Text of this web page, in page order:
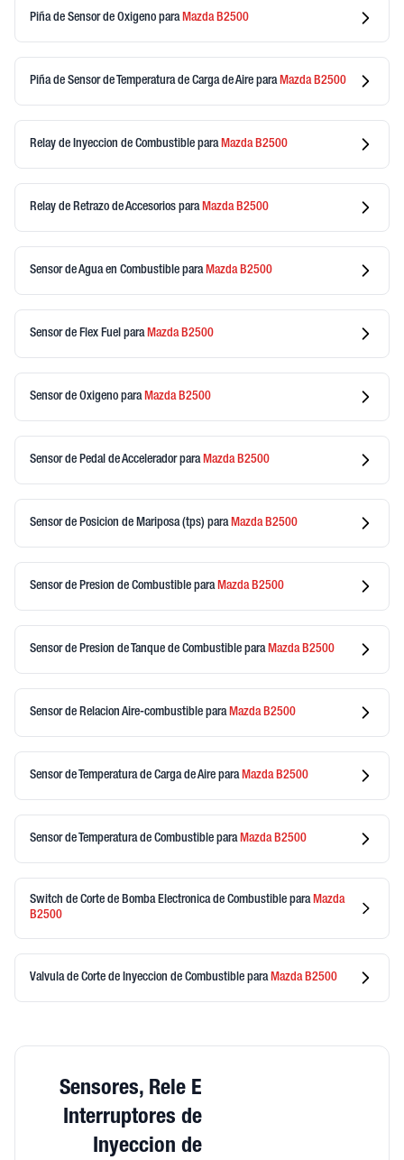
Piña de Sensor de Oxigeno para MazdaB2500
Piña de Sensor de Temperatura de Carga de Aire para MazdaB2500
Relay de Inyeccion de Combustible para MazdaB2500
Relay de Retrazo de Accesorios para MazdaB2500
Sensor de Agua en Combustible para MazdaB2500
Sensor de Flex Fuel para MazdaB2500
Sensor de Oxigeno para MazdaB2500
Sensor de Pedal de Acceleradorpara MazdaB2500
Sensor de Posicion de Mariposa (tps) para MazdaB2500
Sensor de Presion de Combustible para MazdaB2500
Sensor de Presion de Tanque de Combustible para MazdaB2500
Sensor de Relacion Aire-combustible para MazdaB2500
Sensor de Temperatura de Carga de Aire para MazdaB2500
Sensor de Temperatura de Combustible para MazdaB2500
Switch de Corte de Bomba Electronica de Combustible paraMazda
B2500
Valvula de Corte de Inyeccion de Combustible para MazdaB2500
Sensores, Rele E
Interruptores de
Inyeccion de